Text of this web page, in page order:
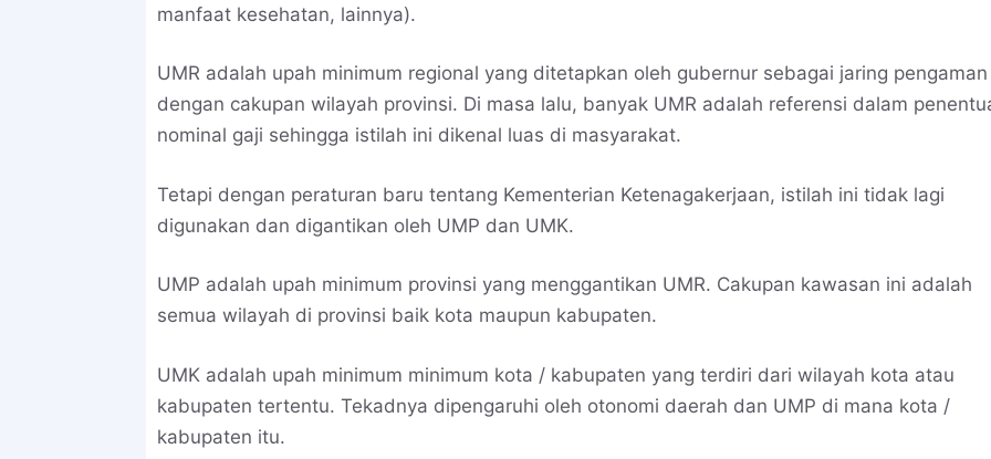
manfaat kesehatan, lainnya).
UMR adalah upah minimum regional yang ditetapkan oleh gubernur sebagai jaring pengaman
dengan cakupan wilayah provinsi. Di masa lalu, banyak UMR adalah referensi dalam
nominal gaji sehingga istilah ini dikenal luas di masyarakat.
Tetapi dengan peraturan baru tentang Kementerian Ketenagakerjaan, istilah ini tidak lagi
digunakan dan digantikan oleh UMP dan UMK.
UMP adalah upah minimum provinsi yang menggantikan UMR. Cakupan kawasan ini adalah
semua wilayah di provinsi baik kota maupun kabupaten.
UMK adalah upah minimum minimum kota / kabupaten yang terdiri dari wilayah kota atau
kabupaten tertentu. Tekadnya dipengaruhi oleh otonomi daerah dan UMP di mana kota /
kabupaten itu.